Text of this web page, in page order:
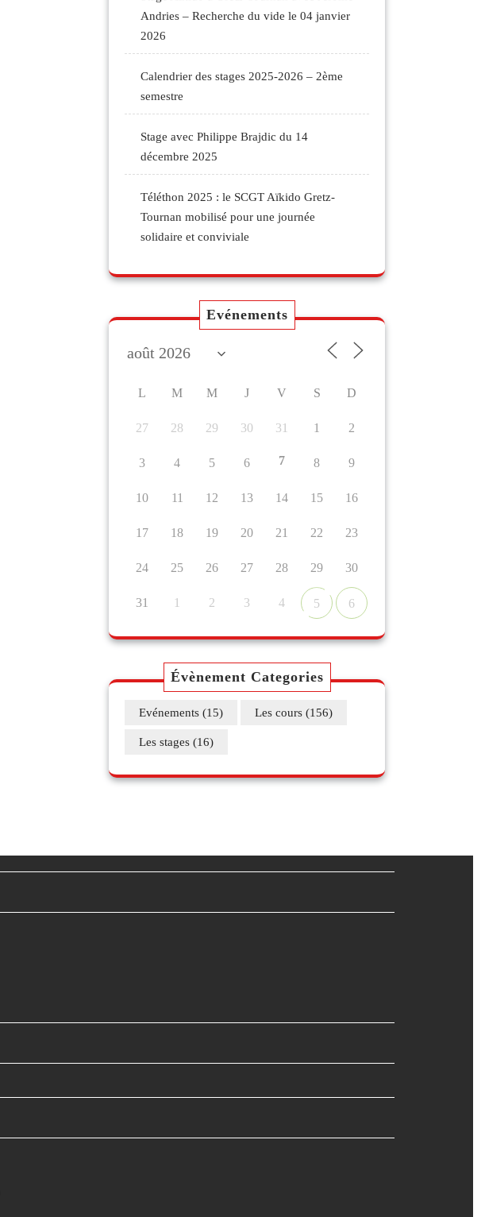
Andries – Recherche du vide le 04 janvier
2026
Calendrier des stages 2025-2026 – 2ème
semestre
Stage avec Philippe Brajdic du 14
décembre 2025
Téléthon 2025 : le SCGT Aïkido Gretz-
Tournan mobilisé pour une journée
solidaire et conviviale
Evénements
L M M J V S D
27 28 29 30 31 1 2
3 4 5 6 7 8 9
10 11 12 13 14 15 16
17 18 19 20 21 22 23
24 25 26 27 28 29 30
31 1 2 3 4 5 6
Évènement Categories
Evénements (15) Les cours (156)
Les stages (16)